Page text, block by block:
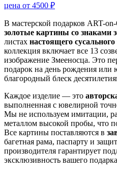
цена от 4500 ₽
В мастерской подарков ART-
золотые картины со знаками
листах настоящего
коллекция включает все 13
изображение Змееносца. Это
подарок на день рождения или
благородный блеск
Каждое изделие — это
выполненная с ювелирной
Мы не используем имитации,
металлом высокой пробы, что
Все картины поставляются в
багетная рама, паспарту и
производителя гарантирует
эксклюзивность вашего